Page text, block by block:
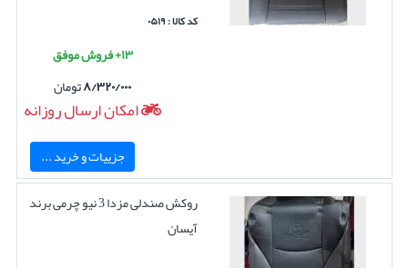
کد کالا : ۰۵۱۹
۱۳+ فروش موفق
۸/۳۲۰/۰۰۰تومان
امکان ارسال روزانه
جزییات و خرید ...
روکش صندلی مزدا 3 نیو چرمی برند
آیسان